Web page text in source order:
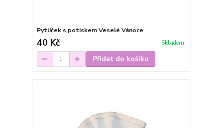
Pytlíček s potiskem Veselé Vánoce
40 Kč Skladem
Přidat do košíku